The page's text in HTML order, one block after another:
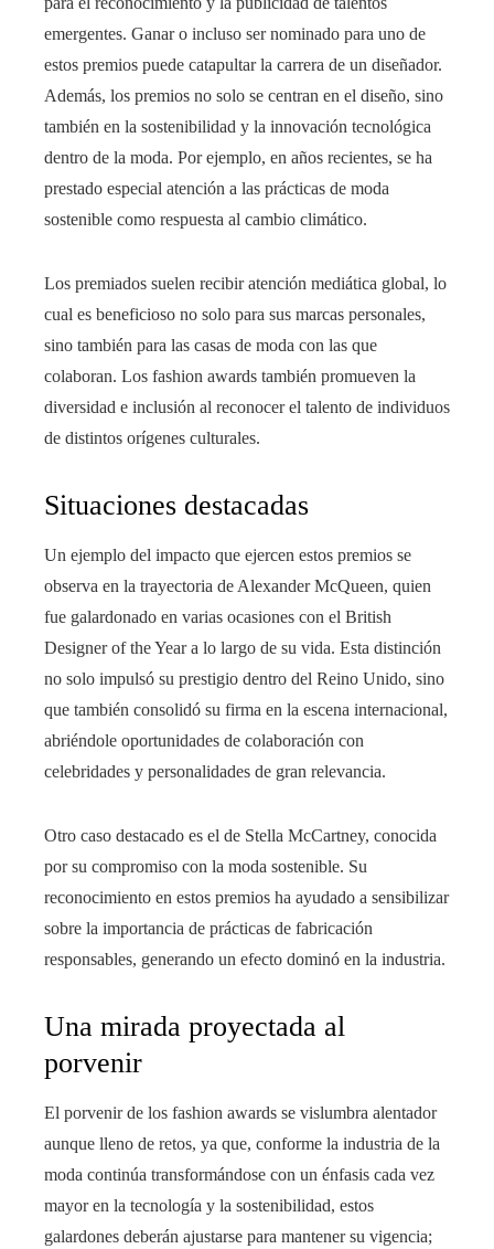
emergentes. Ganar o incluso ser nominado para uno de
estos premios puede catapultar la carrera de un diseñador.
Además, los premios no solo se centran en el diseño, sino
también en la sostenibilidad y la innovación tecnológica
dentro de la moda. Por ejemplo, en años recientes, se ha
prestado especial atención a las prácticas de moda
sostenible como respuesta al cambio climático.
Los premiados suelen recibir atención mediática global, lo
cual es beneficioso no solo para sus marcas personales,
sino también para las casas de moda con las que
colaboran. Los fashion awards también promueven la
diversidad e inclusión al reconocer el talento de individuos
de distintos orígenes culturales.
Situaciones destacadas
Un ejemplo del impacto que ejercen estos premios se
observa en la trayectoria de Alexander McQueen, quien
fue galardonado en varias ocasiones con el British
Designer of the Year a lo largo de su vida. Esta distinción
no solo impulsó su prestigio dentro del Reino Unido, sino
que también consolidó su firma en la escena internacional,
abriéndole oportunidades de colaboración con
celebridades y personalidades de gran relevancia.
Otro caso destacado es el de Stella McCartney, conocida
por su compromiso con la moda sostenible. Su
reconocimiento en estos premios ha ayudado a sensibilizar
sobre la importancia de prácticas de fabricación
responsables, generando un efecto dominó en la industria.
Una mirada proyectada al
porvenir
El porvenir de los fashion awards se vislumbra alentador
aunque lleno de retos, ya que, conforme la industria de la
moda continúa transformándose con un énfasis cada vez
mayor en la tecnología y la sostenibilidad, estos
galardones deberán ajustarse para mantener su vigencia;